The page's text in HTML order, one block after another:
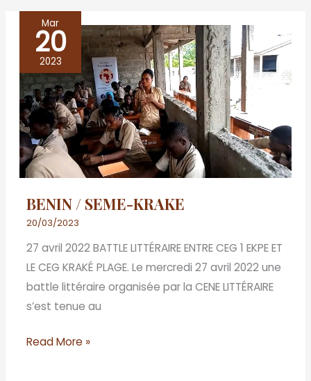
Mar
20
2023
BENIN / SEME-KRAKE
20/03/2023
27 avril 2022 BATTLE LITTÉRAIRE ENTRE CEG 1 EKPE ET
LE CEG KRAKÉ PLAGE. Le mercredi 27 avril 2022 une
battle littéraire organisée par la CENE LITTÉRAIRE
s’est tenue au
BENIN
SEME-
KRAKE
Read More »